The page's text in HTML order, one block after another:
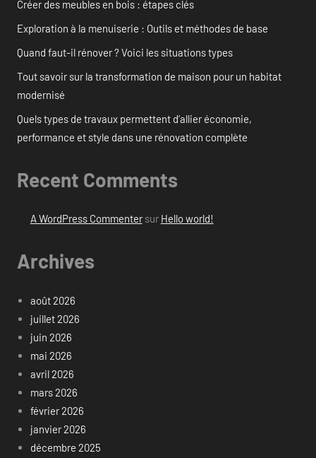
Créer des meubles en bois : étapes clés
Exploration à la menuiserie : Outils et méthodes de base
Quand faut-il rénover ? Voici les situations types
Tout savoir sur la transformation de maison pour un habitat
modernisé
Quels types de travaux permettent d’allier économie,
performance et style dans une rénovation complète
Recent Comments
A WordPress Commentersur Hello world!
Archives
août 2026
juillet 2026
juin 2026
mai 2026
avril 2026
mars 2026
février 2026
janvier 2026
décembre 2025